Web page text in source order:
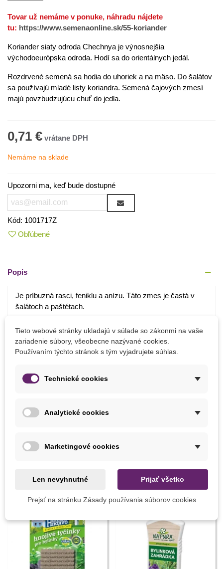
Tovar už nemáme v ponuke, náhradu nájdete
tu: https://www.semenaonline.sk/55-koriander
Koriander siaty odroda Chechnya je výnosnejšia
východoeurópska odroda. Hodí sa do orientálnych jedál.
Rozdrvené semená sa hodia do uhoriek a na mäso. Do šalátov
sa používajú mladé listy koriandra. Semená čajových zmesí
majú povzbudzujúcu chuť do jedla.
0,71 €
Nemáme na sklade
Upozorni ma, keď bude dostupné
Kód: 1001717Z
Obľúbené
Popis
Je príbuzná rasci, feniklu a anízu. Táto zmes je častá v
šalátoch a paštétach.
Pestovanie:
výsev až do septembra
nie príliš ťažká pôda zásobená vápnikom
MOHLI BYSTE EŠTE POTREBOVAŤ
Tieto webové stránky ukladajú v súlade so zákonmi na vaše
zariadenie súbory, všeobecne nazývané cookies.
Používaním týchto stránok s tým vyjadrujete súhlas.
Technické cookies
Analytické cookies
Marketingové cookies
Len nevyhnutné Prijať všetko
Prejsť na stránku Zásady používania súborov cookies